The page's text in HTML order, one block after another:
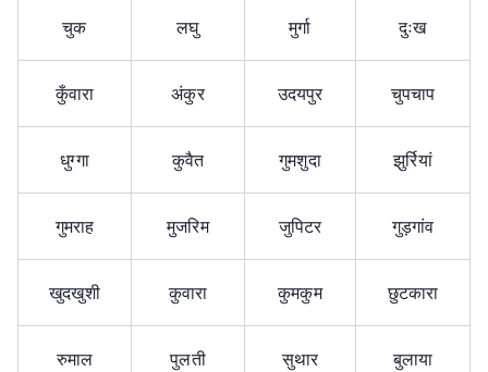
चुक लघु मुर्गा दुःख
कुँवारा अंकुर उदयपुर चुपचाप
धुग्गा कुवैत गुमशुदा झुर्रियां
गुमराह मुजरिम जुपिटर गुड़गांव
खुदखुशी कुवारा कुमकुम छुटकारा
रुमाल पुलती सुथार बुलाया